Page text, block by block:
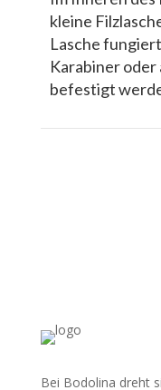
kleine
Lasche
Karabiner
befestigt
Bei Bodolina dreht